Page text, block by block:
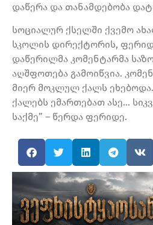
დაწერა და თანამდებობა
სოციალურ ქსელში ქვემო
სკოლის დირექტორის,
დაწერილმა კომენტარმა
აღშფოთება გამოიწვია.
მიერ მოკლულ ქალს
ქალებს ემართებათ ასე…
საქმე” – წერდა ფერიდე.